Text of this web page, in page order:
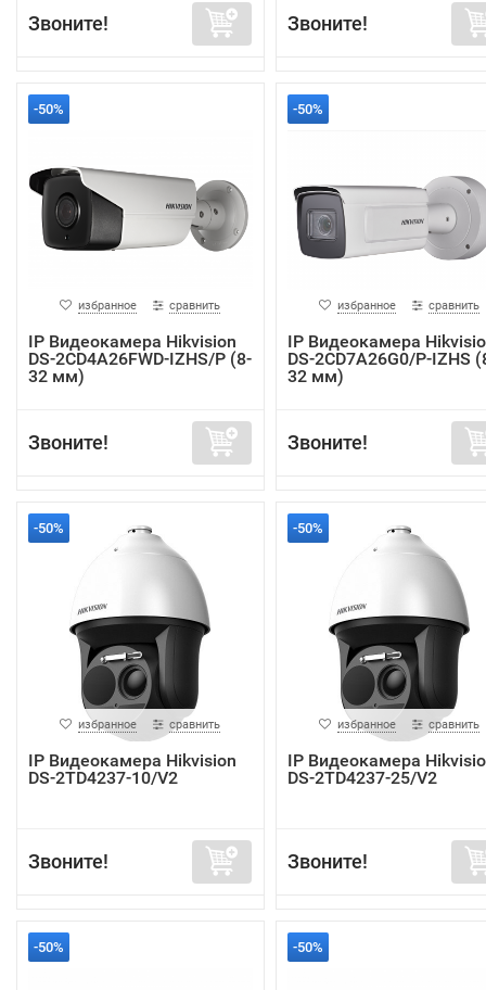
Звоните! Звоните!
-50%
избранное сравнить
IP Видеокамера Hikvision
DS-2CD4A26FWD-IZHS/P (8-
32 мм)
Звоните!
-50%
избранное сравнить
IP Видеокамера
DS-2CD7A26G0/P-IZHS
32 мм)
Звоните!
-50%
избранное сравнить
IP Видеокамера Hikvision
DS-2TD4237-10/V2
Звоните!
-50%
избранное сравнить
IP Видеокамера
DS-2TD4237-25/V2
Звоните!
-50% -50%